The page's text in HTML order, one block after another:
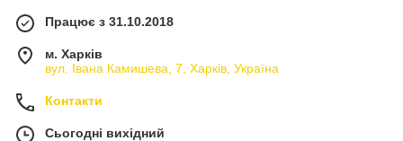
Працює з 31.10.2018
м. Харків
вул. Івана Камишева, 7, Харків, Україна
Контакти
Сьогодні вихідний